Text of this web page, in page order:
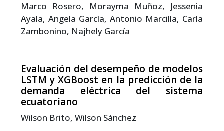
Marco Rosero, Morayma Muñoz, Jessenia
Ayala, Angela García, Antonio Marcilla, Carla
Zambonino, Najhely García
Evaluación del desempeño de modelos
LSTM y XGBoost en la predicción de la
demanda eléctrica del sistema
ecuatoriano
Wilson Brito, Wilson Sánchez